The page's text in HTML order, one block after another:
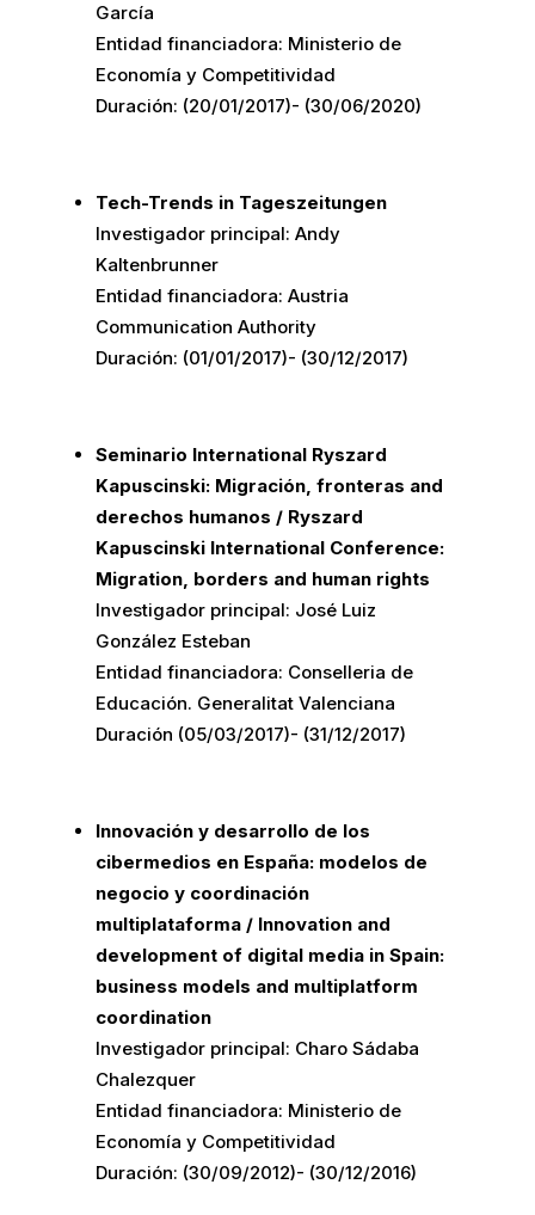
García
Entidad financiadora: Ministerio de
Economía y Competitividad
Duración: (20/01/2017)- (30/06/2020)
Tech-Trends in Tageszeitungen
Investigador principal: Andy
Kaltenbrunner
Entidad financiadora: Austria
Communication Authority
Duración: (01/01/2017)- (30/12/2017)
Seminario International Ryszard
Kapuscinski: Migración, fronteras and
derechos humanos / Ryszard
Kapuscinski International Conference:
Migration, borders and human rights
Investigador principal: José Luiz
González Esteban
Entidad financiadora: Conselleria de
Educación. Generalitat Valenciana
Duración (05/03/2017)- (31/12/2017)
Innovación y desarrollo de los
cibermedios en España: modelos de
negocio y coordinación
multiplataforma / Innovation and
development of digital media in Spain:
business models and multiplatform
coordination
Investigador principal: Charo Sádaba
Chalezquer
Entidad financiadora: Ministerio de
Economía y Competitividad
Duración: (30/09/2012)- (30/12/2016)